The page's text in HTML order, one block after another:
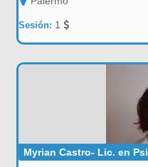
Sesión: 1
Myrian Castro- Lic. en